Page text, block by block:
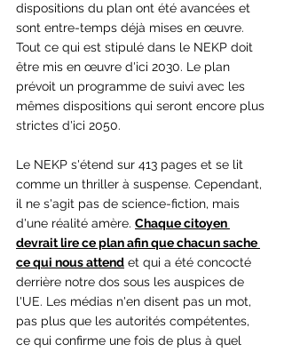
dispositions du plan ont été avancées et
sont entre-temps déjà mises en œuvre.
Tout ce qui est stipulé dans le NEKP doit
être mis en œuvre d'ici 2030. Le plan
prévoit un programme de suivi avec les
mêmes dispositions qui seront encore plus
strictes d'ici 2050.
Le NEKP s'étend sur 413 pages et se lit
comme un thriller à suspense. Cependant,
il ne s'agit pas de science-fiction, mais
d'une réalité amère. Chaque citoyen
devrait lire ce plan afin que chacun sache
ce qui nous attend et qui a été concocté
derrière notre dos sous les auspices de
l'UE. Les médias n'en disent pas un mot,
pas plus que les autorités compétentes,
ce qui confirme une fois de plus à quel